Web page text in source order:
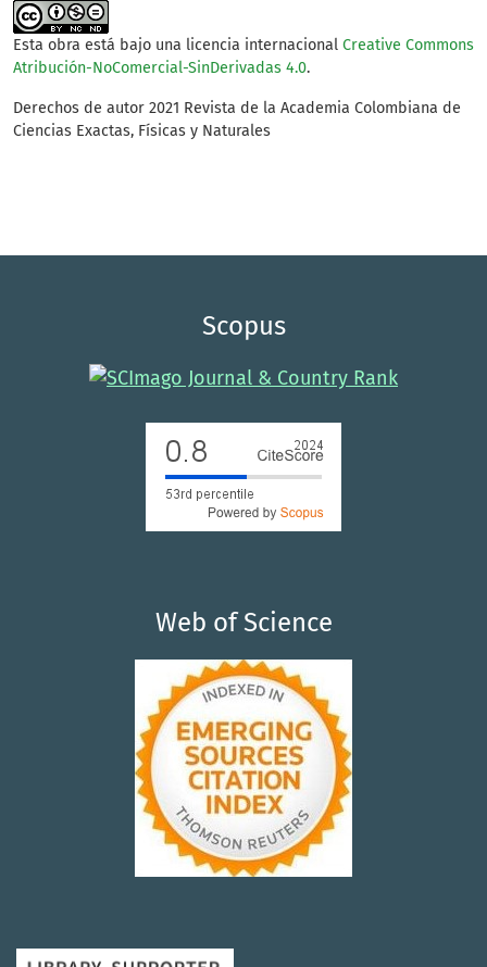
Esta obra está bajo una licencia internacional Creative Commons
Atribución-NoComercial-SinDerivadas 4.0.
Derechos de autor 2021 Revista de la Academia Colombiana de
Ciencias Exactas, Físicas y Naturales
Scopus
Web of Science